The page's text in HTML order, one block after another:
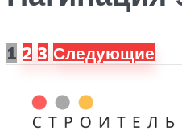
1 2 3 Следующие